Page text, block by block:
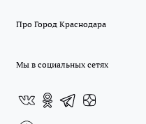
Про Город Краснодара
Мы в социальных сетях